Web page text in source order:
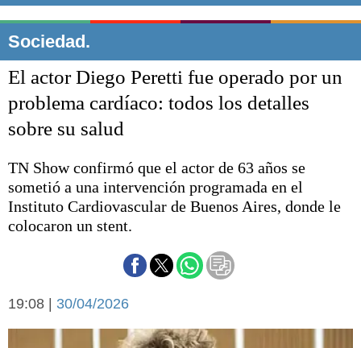
Punta Alta
El mundo
Seguridad
Liga del Sur
Básquetbol
Fútbol
Cines
Economía y campo
Espacio empresas
Sociedad.
El actor Diego Peretti fue operado por un
problema cardíaco: todos los detalles
sobre su salud
TN Show confirmó que el actor de 63 años se
sometió a una intervención programada en el
Instituto Cardiovascular de Buenos Aires, donde le
colocaron un stent.
19:08 | 30/04/2026